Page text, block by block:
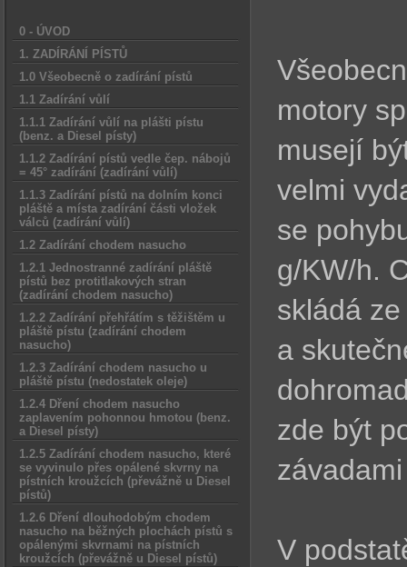
0 - ÚVOD
1. ZADÍRÁNÍ PÍSTŮ
1.0 Všeobecně o zadírání pístů
1.1 Zadírání vůlí
1.1.1 Zadírání vůlí na plášti pístu
(benz. a Diesel písty)
1.1.2 Zadírání pístů vedle čep. nábojů
= 45° zadírání (zadírání vůlí)
1.1.3 Zadírání pístů na dolním konci
pláště a místa zadírání části vložek
válců (zadírání vůlí)
1.2 Zadírání chodem nasucho
1.2.1 Jednostranné zadírání pláště
pístů bez protitlakových stran
(zadírání chodem nasucho)
1.2.2 Zadírání přehřátím s těžištěm u
pláště pístu (zadírání chodem
nasucho)
1.2.3 Zadírání chodem nasucho u
pláště pístu (nedostatek oleje)
1.2.4 Dření chodem nasucho
zaplavením pohonnou hmotou (benz.
a Diesel písty)
1.2.5 Zadírání chodem nasucho, které
se vyvinulo přes opálené skvrny na
pístních kroužcích (převážně u Diesel
pístů)
1.2.6 Dření dlouhodobým chodem
nasucho na běžných plochách pístů s
opálenými skvrnami na pístních
kroužcích (převážně u Diesel pístů)
motory
musejí
velmi
se
g/KW/h.
skládá
a
zde být
V